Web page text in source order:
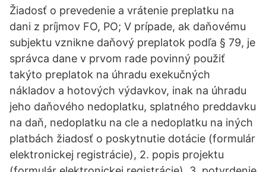
Žiadosť o prevedenie a vrátenie preplatku na
dani z príjmov FO, PO; V prípade, ak daňovému
subjektu vznikne daňový preplatok podľa § 79, je
správca dane v prvom rade povinný použiť
takýto preplatok na úhradu exekučných
nákladov a hotových výdavkov, inak na úhradu
jeho daňového nedoplatku, splatného preddavku
na daň, nedoplatku na cle a nedoplatku na iných
platbách žiadosť o poskytnutie dotácie (formulár
elektronickej registrácie), 2. popis projektu